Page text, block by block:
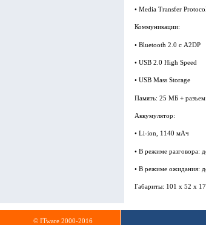
• Media Transfer
Коммуникации:
• Bluetooth 2.0 с A2DP
• USB 2.0 High Speed
• USB Mass Storage
Память: 25 МБ +
Аккумулятор:
• Li-ion, 1140 мАч
• В режиме разговора:
• В режиме ожидания:
Габариты: 101 x 52 x
© ITware 2000-2016